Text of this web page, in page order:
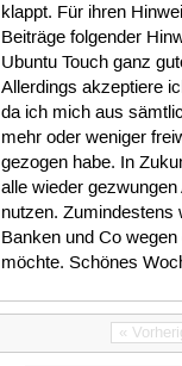
klappt. Für ihren
Beiträge folgender
Ubuntu Touch ganz
Allerdings akzeptiere
da ich mich aus
mehr oder weniger
gezogen habe. In
alle wieder gezwungen
nutzen. Zumindestens
Banken und Co
möchte. Schönes
«